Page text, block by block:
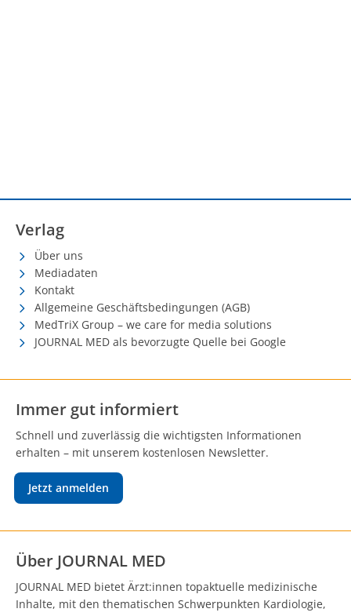
Verlag
Über uns
Mediadaten
Kontakt
Allgemeine Geschäftsbedingungen (AGB)
MedTriX Group – we care for media solutions
JOURNAL MED als bevorzugte Quelle bei Google
Immer gut informiert
Schnell und zuverlässig die wichtigsten Informationen
erhalten – mit unserem kostenlosen Newsletter.
Jetzt anmelden
Über JOURNAL MED
JOURNAL MED bietet Ärzt:innen topaktuelle medizinische
Inhalte, mit den thematischen Schwerpunkten Kardiologie,